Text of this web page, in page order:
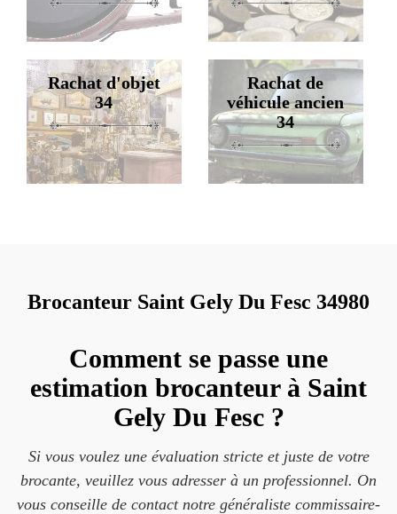
Rachat d'objet
34
Rachat de
véhicule ancien
34
Brocanteur Saint Gely Du Fesc 34980
Comment se passe une
estimation brocanteur à Saint
Gely Du Fesc ?
Si vous voulez une évaluation stricte et juste de votre
brocante, veuillez vous adresser à un professionnel. On
vous conseille de contact notre généraliste commissaire-